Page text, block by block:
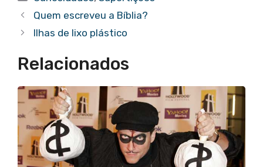
Quem escreveu a Bíblia?
Ilhas de lixo plástico
Relacionados